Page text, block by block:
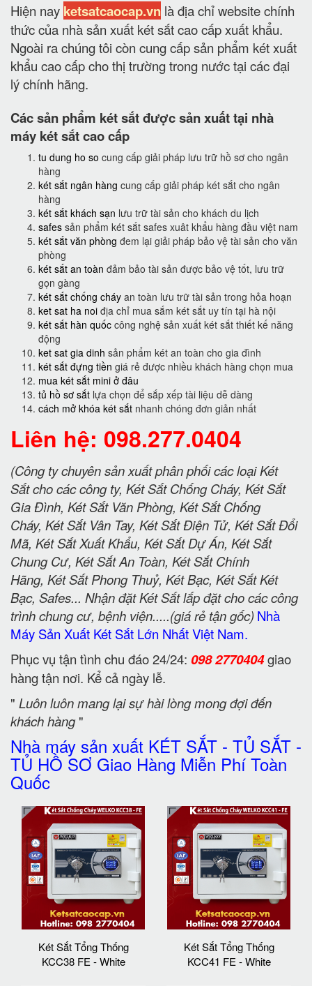
Hiện nay ketsatcaocap.vn là địa chỉ website chính
thức của nhà sản xuất két sắt cao cấp xuất khẩu.
Ngoài ra chúng tôi còn cung cấp sản phẩm két xuất
khẩu cao cấp cho thị trường trong nước tại các đại
lý chính hãng.
Các sản phẩm két sắt được sản xuất tại nhà
máy két sắt cao cấp
tu dung ho so cung cấp giải pháp lưu trữ hồ sơ cho ngân
hàng
két sắt ngân hàng cung cấp giải pháp két sắt cho ngân
hàng
két sắt khách sạn lưu trữ tài sản cho khách du lịch
safes sản phẩm két sắt safes xuât khẩu hàng đầu việt nam
két sắt văn phòng đem lại giải pháp bảo vệ tài sản cho văn
phòng
két sắt an toàn đảm bảo tài sản được bảo vệ tốt, lưu trữ
gọn gàng
két sắt chống cháy an toàn lưu trữ tài sản trong hỏa hoạn
ket sat ha noi địa chỉ mua sắm két sắt uy tín tại hà nội
két sắt hàn quốc công nghệ sản xuất két sắt thiết kế năng
động
ket sat gia dinh sản phẩm két an toàn cho gia đình
két sắt đựng tiền giá rẻ được nhiều khách hàng chọn mua
mua két sắt mini ở đâu
tủ hồ sơ sắt lựa chọn để sắp xếp tài liệu dễ dàng
cách mở khóa két sắt nhanh chóng đơn giản nhất
Liên hệ: 098.277.0404
(Công ty chuyên sản xuất phân phối các loại Két
Sắt cho các công ty, Két Sắt Chống Cháy, Két Sắt
Gia Đình, Két Sắt Văn Phòng, Két Sắt Chống
Cháy, Két Sắt Vân Tay, Két Sắt Điện Tử, Két Sắt Đổi
Mã, Két Sắt Xuất Khẩu, Két Sắt Dự Án, Két Sắt
Chung Cư, Két Sắt An Toàn, Két Sắt Chính
Hãng, Két Sắt Phong Thuỷ, Két Bạc, Két Sắt Két
Bạc, Safes... Nhận đặt Két Sắt lắp đặt cho các công
trình chung cư, bệnh viện.....(giá rẻ tận gốc) Nhà
Máy Sản Xuất Két Sắt Lớn Nhất Việt Nam.
Phục vụ tận tình chu đáo 24/24: 098 2770404giao
hàng tận nơi. Kể cả ngày lễ.
" Luôn luôn mang lại sự hài lòng mong đợi đến
khách hàng"
Nhà máy sản xuất KÉT SẮT - TỦ SẮT -
TỦ HỒ SƠ Giao Hàng Miễn Phí Toàn
Quốc
Két Sắt Tổng Thống
KCC38 FE - White
Két Sắt Tổng Thống
KCC41 FE - White